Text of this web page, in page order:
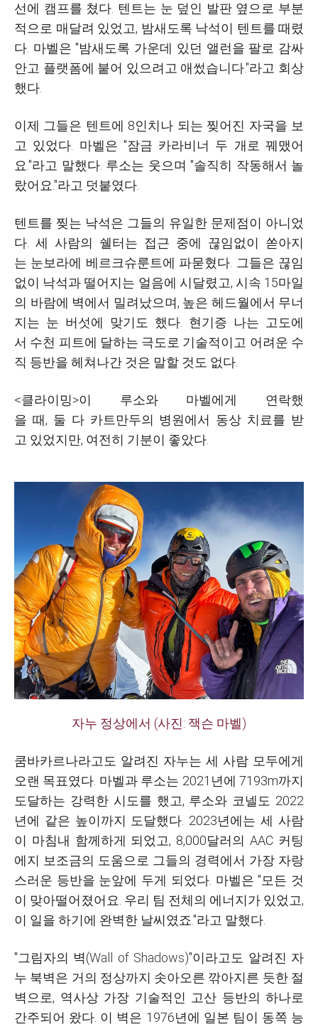
선에 캠프를 쳤다. 텐트는 눈 덮인 발판 옆으로 부분
적으로 매달려 있었고, 밤새도록 낙석이 텐트를 때렸
다. 마벨은 "밤새도록 가운데 있던 앨런을 팔로 감싸
안고 플랫폼에 붙어 있으려고 애썼습니다."라고 회상
했다.
이제 그들은 텐트에 8인치나 되는 찢어진 자국을 보
고 있었다. 마벨은 "잠금 카라비너 두 개로 꿰맸어
요."라고 말했다. 루소는 웃으며 "솔직히 작동해서 놀
랐어요."라고 덧붙였다.
텐트를 찢는 낙석은 그들의 유일한 문제점이 아니었
다. 세 사람의 쉘터는 접근 중에 끊임없이 쏟아지
는 눈보라에 베르크슈룬트에 파묻혔다. 그들은 끊임
없이 낙석과 떨어지는 얼음에 시달렸고, 시속 15마일
의 바람에 벽에서 밀려났으며, 높은 헤드월에서 무너
지는 눈 버섯에 맞기도 했다. 현기증 나는 고도에
서 수천 피트에 달하는 극도로 기술적이고 어려운 수
직 등반을 헤쳐나간 것은 말할 것도 없다.
<클라이밍>이 루소와 마벨에게 연락했
을 때, 둘 다 카트만두의 병원에서 동상 치료를 받
고 있었지만, 여전히 기분이 좋았다.
자누 정상에서 (사진: 잭슨 마벨)
쿰바카르나라고도 알려진 자누는 세 사람 모두에게
오랜 목표였다. 마벨과 루소는 2021년에 7193m까지
도달하는 강력한 시도를 했고, 루소와 코넬도 2022
년에 같은 높이까지 도달했다. 2023년에는 세 사람
이 마침내 함께하게 되었고, 8,000달러의 AAC 커팅
에지 보조금의 도움으로 그들의 경력에서 가장 자랑
스러운 등반을 눈앞에 두게 되었다. 마벨은 "모든 것
이 맞아떨어졌어요. 우리 팀 전체의 에너지가 있었고,
이 일을 하기에 완벽한 날씨였죠."라고 말했다.
"그림자의 벽(Wall of Shadows)"이라고도 알려진 자
누 북벽은 거의 정상까지 솟아오른 깎아지른 듯한 절
벽으로, 역사상 가장 기술적인 고산 등반의 하나로
간주되어 왔다. 이 벽은 1976년에 일본 팀이 동쪽 능